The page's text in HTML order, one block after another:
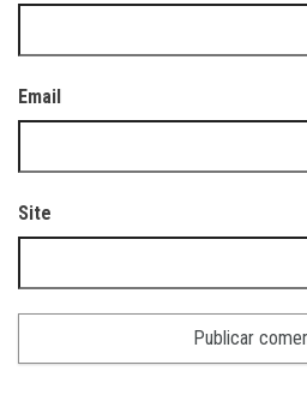
Email
Site